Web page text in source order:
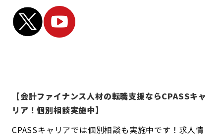
【会計ファイナンス人材の転職支援ならCPASSキャ
リア！個別相談実施中】
CPASSキャリアでは個別相談も実施中です！求人情